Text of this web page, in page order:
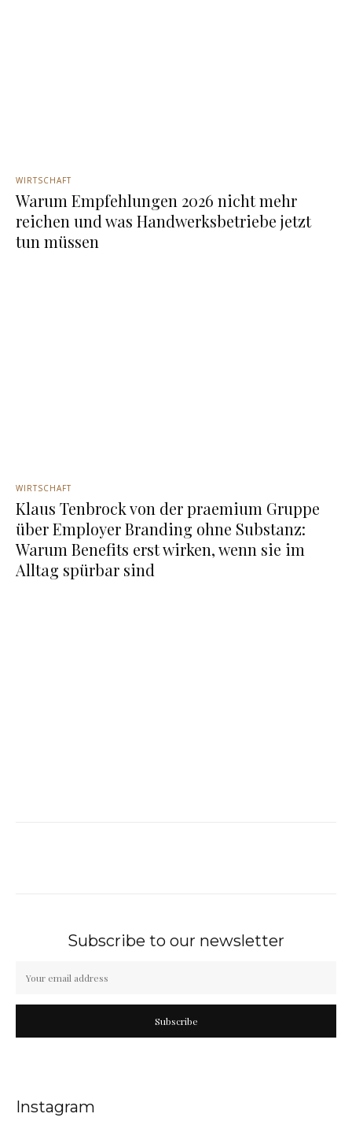
WIRTSCHAFT
Warum Empfehlungen 2026 nicht mehr
reichen und was Handwerksbetriebe jetzt
tun müssen
WIRTSCHAFT
Klaus Tenbrock von der praemium Gruppe
über Employer Branding ohne Substanz:
Warum Benefits erst wirken, wenn sie im
Alltag spürbar sind
Subscribe to our newsletter
Subscribe
Instagram